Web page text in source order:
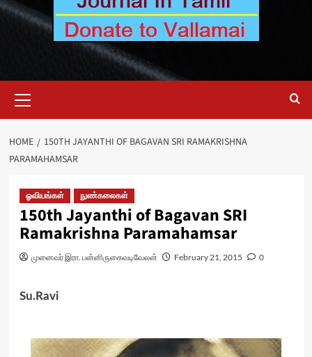
Menu
HOME
150TH JAYANTHI OF BAGAVAN SRI RAMAKRISHNA
PARAMAHAMSAR
ஓவியங்கள் நுண்கலைகள்
150th Jayanthi of Bagavan SRI
Ramakrishna Paramahamsar
முனைவர் இரா. பன்னிருகைவடிவேலன் February 21, 2015 0
Su.Ravi